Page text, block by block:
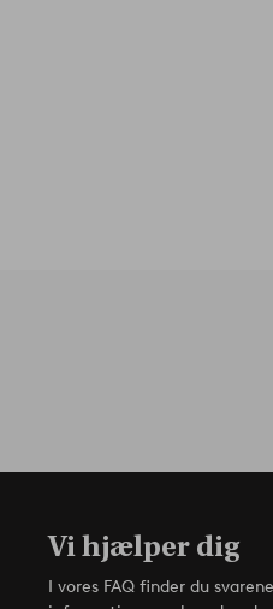
Vi hjælper dig
I vores FAQ finder du